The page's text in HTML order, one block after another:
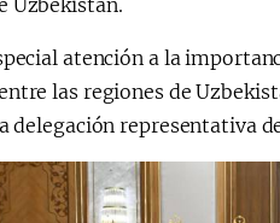
Uzbekistán.
atención a la
las regiones de
delegación representativa